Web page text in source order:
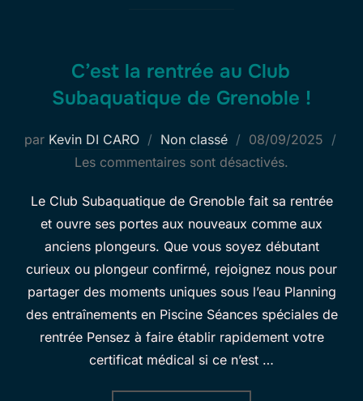
C’est la rentrée au Club
Subaquatique de Grenoble !
par Kevin DI CARO Non classé
Publié
le
08/09/2025
Les commentaires sont désactivés.
Le Club Subaquatique de Grenoble fait sa rentrée
et ouvre ses portes aux nouveaux comme aux
anciens plongeurs. Que vous soyez débutant
curieux ou plongeur confirmé, rejoignez nous pour
partager des moments uniques sous l’eau Planning
des entraînements en Piscine Séances spéciales de
rentrée Pensez à faire établir rapidement votre
certificat médical si ce n’est …